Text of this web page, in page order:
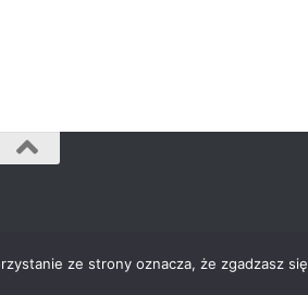
ze strony oznacza, że zgadzasz